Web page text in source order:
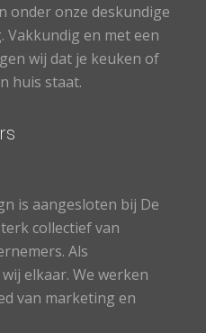
onder onze deskundige
en met een
wij dat je keuken of
huis staat.
is aangesloten bij De
collectief van
Als
elkaar. We werken
van marketing en